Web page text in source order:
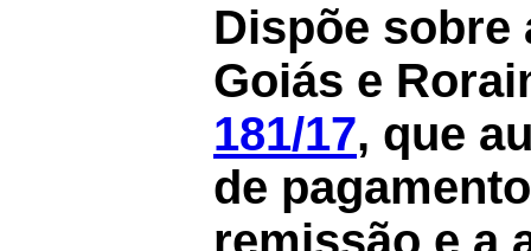
Dispõe sobre
Goiás e
181/17, que
de
remissão e a